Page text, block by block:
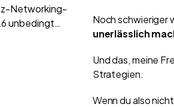
Networking-
unbedingt
Noch schwieriger
unerlässlich
Und das, meine
Strategien.
Wenn du also